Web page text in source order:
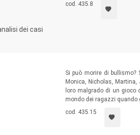
dei casi
cod. 435.8
Si può morire di bullismo?
Monica, Nicholas,
loro malgrado di un gioco
mondo dei ragazzi quando
cod. 435.15